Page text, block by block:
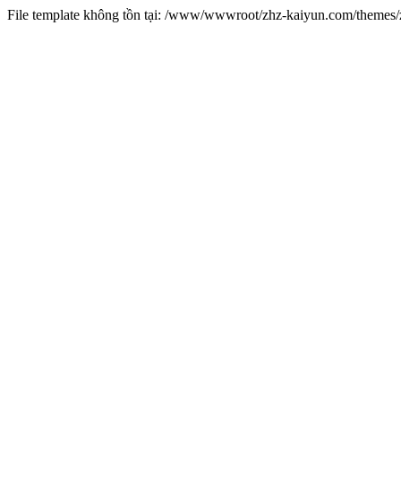
File template không tồn tại: /www/wwwroot/zhz-kaiyun.com/